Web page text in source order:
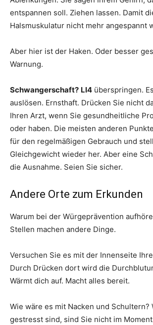
entspannen soll. Ziehen lassen. Damit
Halsmuskulatur nicht mehr angespannt
Aber hier ist der Haken. Oder besser
Warnung.
Schwangerschaft? LI4 überspringen.
auslösen. Ernsthaft. Drücken Sie nicht
Ihren Arzt, wenn Sie gesundheitliche
oder haben. Die meisten anderen
für den regelmäßigen Gebrauch und
Gleichgewicht wieder her. Aber eine
die Ausnahme. Seien Sie sicher.
Andere Orte zum Erkunden
Warum bei der Würgeprävention
Stellen machen andere Dinge.
Versuchen Sie es mit der Innenseite
Durch Drücken dort wird die
Wärmt dich auf. Macht alles bereit.
Wie wäre es mit Nacken und Schultern?
gestresst sind, sind Sie nicht im